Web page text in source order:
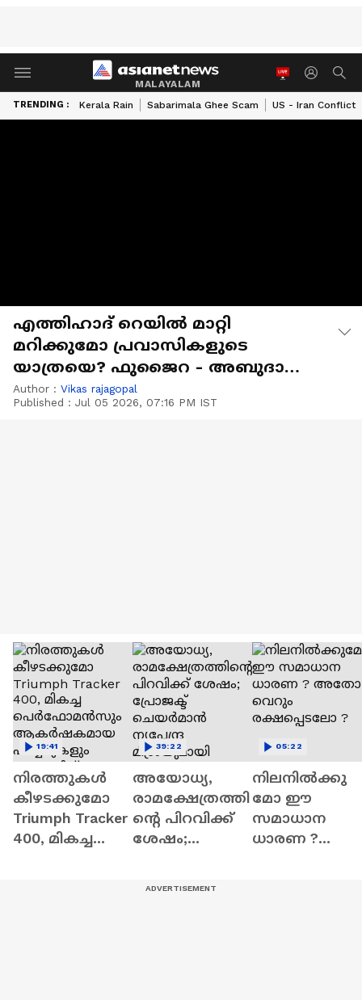
MALAYALAM
TRENDING : Kerala Rain Sabarimala Ghee Scam US - Iran Conflict
എത്തിഹാദ് റെയില്‍ മാറ്റി
മറിക്കുമോ പ്രവാസികളുടെ
യാത്രയെ? ഫുജൈറ - അബുദാബി
റൂട്ടിലെ യാത്രാനുഭവം
Author : Vikas rajagopal
Published : Jul 05 2026, 07:16 PM IST
നിരത്തുകള്‍
കീഴടക്കുമോ
Triumph Tracker
400, മികച്ച
19:41
അയോധ്യ,
രാമക്ഷേത്രത്തി
ന്റെ പിറവിക്ക്
ശേഷം;
39:22
നിലനില്‍ക്കു
മോ ഈ
സമാധാന
ധാരണ ?
05:22